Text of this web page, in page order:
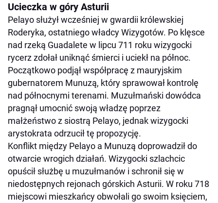
Ucieczka w góry Asturii
Pelayo służył wcześniej w gwardii królewskiej
Roderyka, ostatniego władcy Wizygotów. Po klęsce
nad rzeką Guadalete w lipcu 711 roku wizygocki
rycerz zdołał uniknąć śmierci i uciekł na północ.
Początkowo podjął współpracę z mauryjskim
gubernatorem Munuzą, który sprawował kontrolę
nad północnymi terenami. Muzułmański dowódca
pragnął umocnić swoją władzę poprzez
małżeństwo z siostrą Pelayo, jednak wizygocki
arystokrata odrzucił tę propozycję.
Konflikt między Pelayo a Munuzą doprowadził do
otwarcie wrogich działań. Wizygocki szlachcic
opuścił służbę u muzułmanów i schronił się w
niedostępnych rejonach górskich Asturii. W roku 718
miejscowi mieszkańcy obwołali go swoim księciem,